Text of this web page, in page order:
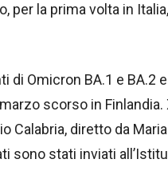
per la prima volta in
Omicron BA.1 e BA.2
scorso in Finlandia.
Calabria, diretto da
sono stati inviati